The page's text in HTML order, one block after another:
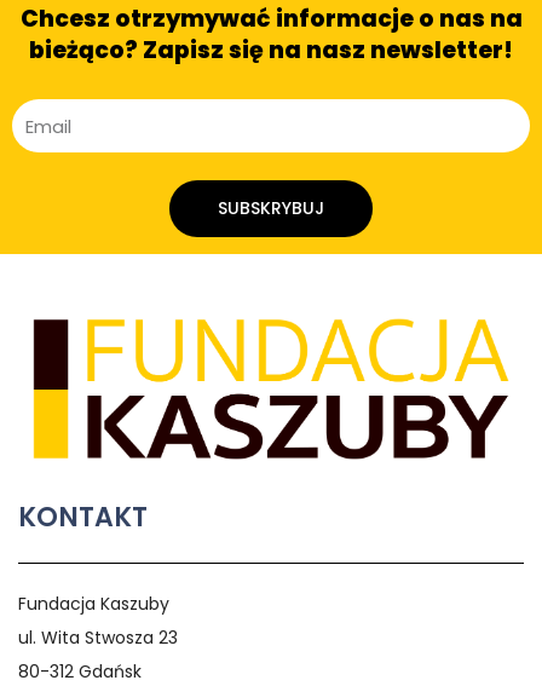
Chcesz otrzymywać informacje o nas na
bieżąco? Zapisz się na nasz newsletter!
SUBSKRYBUJ
KONTAKT
Fundacja Kaszuby
ul. Wita Stwosza 23
80-312 Gdańsk